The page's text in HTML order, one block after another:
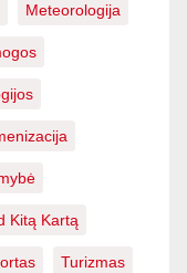
Meteorologija
Kitą Kartą
Turizmas